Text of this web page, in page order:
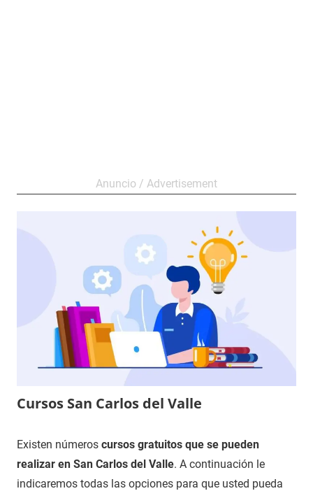
Cursos San Carlos del Valle
11
de
noviembre
Maria
Cursos
en
Ciudad
Existen números cursos gratuitos que se pueden
realizar en San Carlos del Valle. A continuación le
indicaremos todas las opciones para que usted pueda